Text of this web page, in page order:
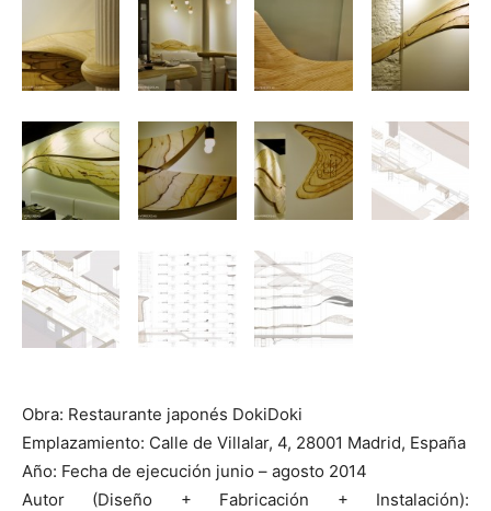
Obra: Restaurante japonés DokiDoki
Emplazamiento: Calle de Villalar, 4, 28001 Madrid, España
Año: Fecha de ejecución junio – agosto 2014
Autor (Diseño + Fabricación + Instalación):